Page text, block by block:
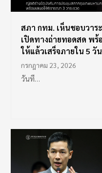
สภา กทม. เห็นชอบวาร
เปิดทางถ่ายทอดสด พ
ให้แล้วเสร็จภายใน 5 วัน
กรกฎาคม 23, 2026
วันที…